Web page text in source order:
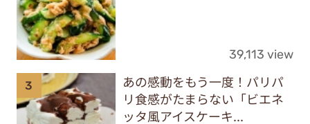
39,113 view
あの感動をもう一度！パリパ
リ食感がたまらない「ビエネ
ッタ風アイスケーキ...